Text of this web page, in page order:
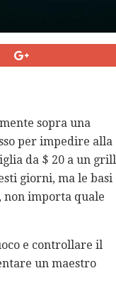
sopra una
per impedire alla
da $ 20 a un grill
giorni, ma le basi
importa quale
e controllare il
un maestro